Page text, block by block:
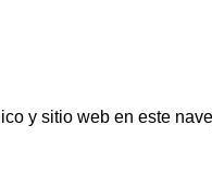
y sitio web en este